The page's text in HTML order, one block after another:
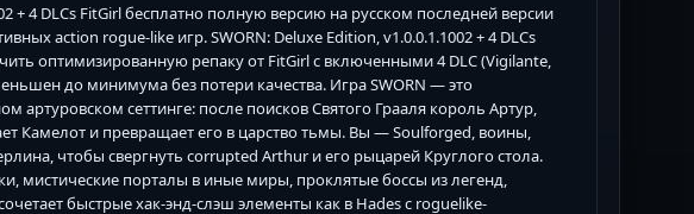
+ 4 DLCs FitGirl бесплатно полную версию на русском последней версии
action rogue-like игр. SWORN: Deluxe Edition, v1.0.0.1.1002 + 4 DLCs
оптимизированную репаку от FitGirl с включенными 4 DLC (Vigilante,
до минимума без потери качества. Игра SWORN — это
артуровском сеттинге: после поисков Святого Грааля король Артур,
Камелот и превращает его в царство тьмы. Вы — Soulforged, воины,
чтобы свергнуть corrupted Arthur и его рыцарей Круглого стола.
мистические порталы в иные миры, проклятые боссы из легенд,
быстрые хак-энд-слэш элементы как в Hades с roguelike-